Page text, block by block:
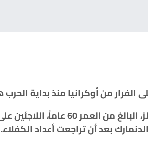
وكانت البداية عندما ساعد ماركوس
بعد أن تراجعت أعداد الكفلاء.